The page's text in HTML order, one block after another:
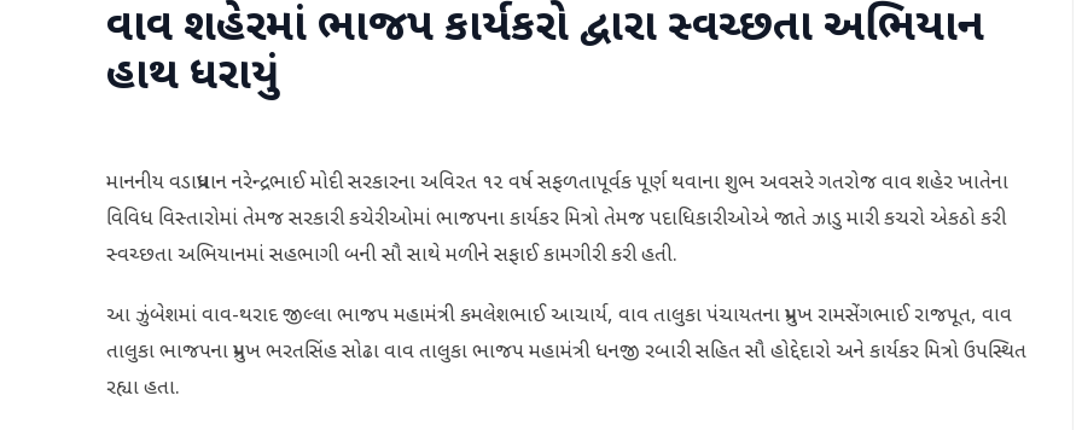
વાવ શહેરમાં ભાજપ કાર્યકરો દ્વારા સ્વચ્છતા અભિયાન
હાથ ધરાયું
માનનીય વડાપ્રધાન નરેન્દ્રભાઈ મોદી સરકારના અવિરત ૧૨ વર્ષ સફળતાપૂર્વક પૂર્ણ થવાના શુભ અવસરે ગતરોજ વાવ શહેર ખાતેના
વિવિધ વિસ્તારોમાં તેમજ સરકારી કચેરીઓમાં ભાજપના કાર્યકર મિત્રો તેમજ પદાધિકારીઓએ જાતે ઝાડુ મારી કચરો એકઠો કરી
સ્વચ્છતા અભિયાનમાં સહભાગી બની સૌ સાથે મળીને સફાઈ કામગીરી કરી હતી.
આ ઝુંબેશમાં વાવ-થરાદ જીલ્લા ભાજપ મહામંત્રી કમલેશભાઈ આચાર્ય, વાવ તાલુકા પંચાયતના પ્રમુખ રામસેંગભાઈ રાજપૂત, વાવ
તાલુકા ભાજપના પ્રમુખ ભરતસિંહ સોઢા વાવ તાલુકા ભાજપ મહામંત્રી ધનજી રબારી સહિત સૌ હોદ્દેદારો અને કાર્યકર મિત્રો ઉપસ્થિત
રહ્યા હતા.